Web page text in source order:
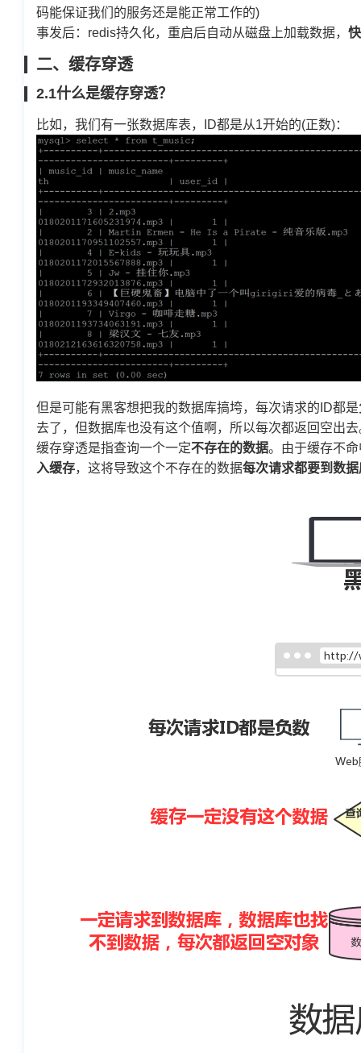
码能保证我们的服务还是能正常工作的)
事发后：redis持久化，重启后自动从磁盘上加载数据，
二、缓存穿透
2.1什么是缓存穿透？
比如，我们有一张数据库表，ID都是从1开始的(正数)：
但是可能有黑客想把我的数据库搞垮，每次请求的ID都是
去了，但数据库也没有这个值啊，所以每次都返回空出去
缓存穿透是指查询一个一定不存在的数据。由于缓存不
入缓存，这将导致这个不存在的数据每次请求都要到数